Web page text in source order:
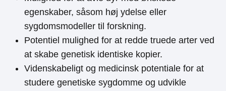
egenskaber, såsom høj ydelse eller
sygdomsmodeller til forskning.
Potentiel mulighed for at redde truede arter ved
at skabe genetisk identiske kopier.
Videnskabeligt og medicinsk potentiale for at
studere genetiske sygdomme og udvikle